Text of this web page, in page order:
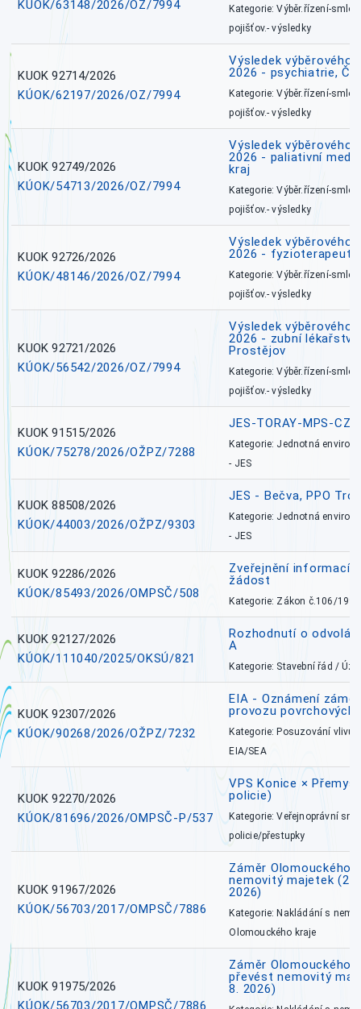
KÚOK/63148/2026/OZ/7994
Kategorie: Výběr.řízení-
pojišťov.- výsledky
KUOK 92714/2026
KÚOK/62197/2026/OZ/7994
Výsledek výběrového
2026 - psychiatrie,
Kategorie: Výběr.řízení-
pojišťov.- výsledky
KUOK 92749/2026
KÚOK/54713/2026/OZ/7994
Výsledek výběrového
2026 - paliativní
kraj
Kategorie: Výběr.řízení-
pojišťov.- výsledky
KUOK 92726/2026
KÚOK/48146/2026/OZ/7994
Výsledek výběrového
2026 - fyzioterapeut,
Kategorie: Výběr.řízení-
pojišťov.- výsledky
KUOK 92721/2026
KÚOK/56542/2026/OZ/7994
Výsledek výběrového
2026 - zubní
Prostějov
Kategorie: Výběr.řízení-
pojišťov.- výsledky
KUOK 91515/2026
KÚOK/75278/2026/OŽPZ/7288
JES-TORAY-MPS-CZ
Kategorie: Jednotná
- JES
KUOK 88508/2026
KÚOK/44003/2026/OŽPZ/9303
JES - Bečva, PPO
Kategorie: Jednotná
- JES
KUOK 92286/2026
KÚOK/85493/2026/OMPSČ/508
Zveřejnění informací
žádost
Kategorie: Zákon č.106/1999
KUOK 92127/2026
KÚOK/111040/2025/OKSÚ/821
Rozhodnutí o
A
Kategorie: Stavební řád /
KUOK 92307/2026
KÚOK/90268/2026/OŽPZ/7232
EIA - Oznámení
provozu povrchových
Kategorie: Posuzování vlivů
EIA/SEA
KUOK 92270/2026
KÚOK/81696/2026/OMPSČ-P/537
VPS Konice ×
policie)
Kategorie: Veřejnoprávní
policie/přestupky
KUOK 91967/2026
KÚOK/56703/2017/OMPSČ/7886
Záměr Olomouckého
nemovitý majetek
2026)
Kategorie: Nakládání s
Olomouckého kraje
KUOK 91975/2026
KÚOK/56703/2017/OMPSČ/7886
Záměr Olomouckého
převést nemovitý
8. 2026)